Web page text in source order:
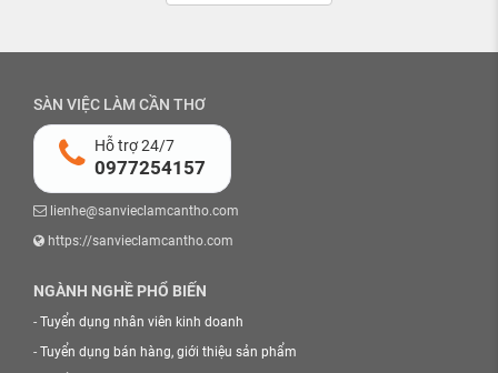
SÀN VIỆC LÀM CẦN THƠ
Hỗ trợ 24/7
0977254157
lienhe@sanvieclamcantho.com
https://sanvieclamcantho.com
NGÀNH NGHỀ PHỔ BIẾN
- Tuyển dụng nhân viên kinh doanh
- Tuyển dụng bán hàng, giới thiệu sản phẩm